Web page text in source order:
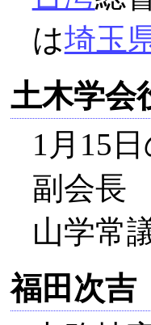
は埼玉
土木学会
1月15
副会
山学
福田次吉